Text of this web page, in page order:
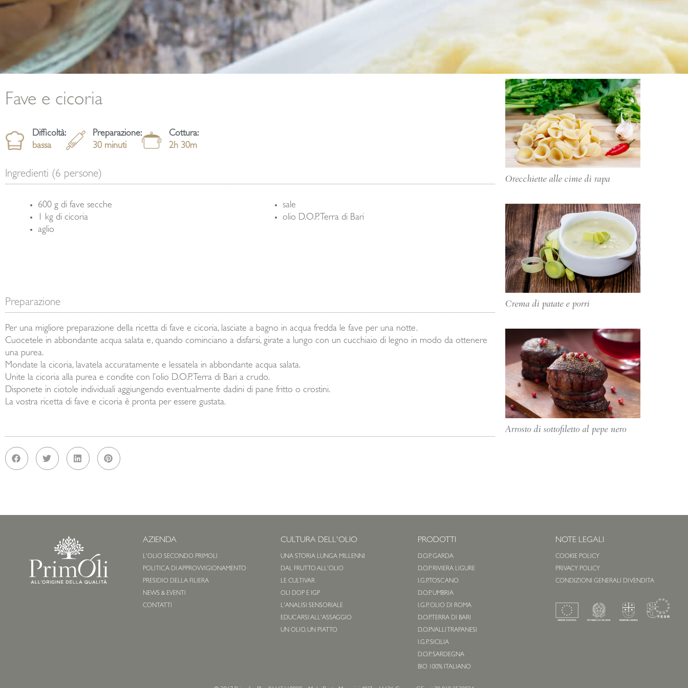
Fave e cicoria
Difficoltà:
bassa
Preparazione:
30 minuti
Cottura:
2h 30m
Ingredienti (6 persone)
600 g di fave secche
1 kg di cicoria
aglio
sale
olio D.O.P. Terra di Bari
Preparazione
Per una migliore preparazione della ricetta di fave e cicoria, lasciate a bagno in acqua fredda le fave per una notte.
Cuocetele in abbondante acqua salata e, quando cominciano a disfarsi, girate a lungo con un cucchiaio di legno in modo da ottenere
una purea.
Mondate la cicoria, lavatela accuratamente e lessatela in abbondante acqua salata.
Unite la cicoria alla purea e condite con l’olio D.O.P. Terra di Bari a crudo.
Disponete in ciotole individuali aggiungendo eventualmente dadini di pane fritto o crostini.
La vostra ricetta di fave e cicoria è pronta per essere gustata.
Orecchiette alle cime di rapa
Crema di patate e porri
Arrosto di sottofiletto al pepe nero
AZIENDA
L'OLIO SECONDO PRIMOLI
POLITICA DI APPROVVIGIONAMENTO
PRESIDIO DELLA FILIERA
NEWS & EVENTI
CONTATTI
CULTURA DELL'OLIO
UNA STORIA LUNGA MILLENNI
DAL FRUTTO ALL'OLIO
LE CULTIVAR
OLI DOP E IGP
L'ANALISI SENSORIALE
EDUCARSI ALL'ASSAGGIO
UN OLIO, UN PIATTO
PRODOTTI
D.O.P. GARDA
D.O.P. RIVIERA LIGURE
I.G.P. TOSCANO
D.O.P. UMBRIA
I.G.P. OLIO DI ROMA
D.O.P. TERRA DI BARI
D.O.P. VALLI TRAPANESI
I.G.P. SICILIA
D.O.P. SARDEGNA
BIO 100% ITALIANO
NOTE LEGALI
COOKIE POLICY
PRIVACY POLICY
CONDIZIONI GENERALI DI VENDITA